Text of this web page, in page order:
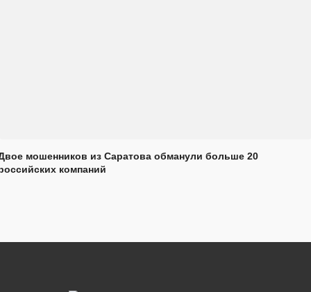
мошенников из Саратова обманули больше 20
компаний